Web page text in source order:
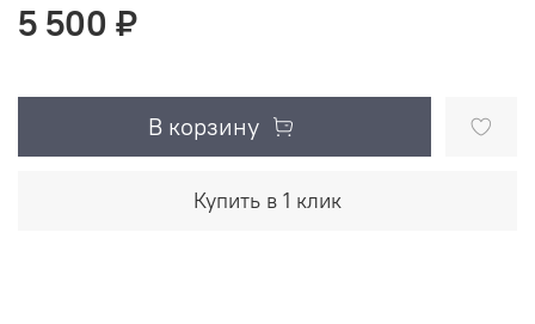
5 500 ₽
В корзину
Купить в 1 клик